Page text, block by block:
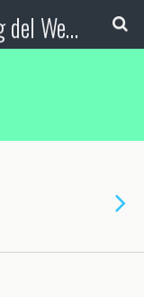
Booking Blog™ - Il blog del Web Marketing Turistico